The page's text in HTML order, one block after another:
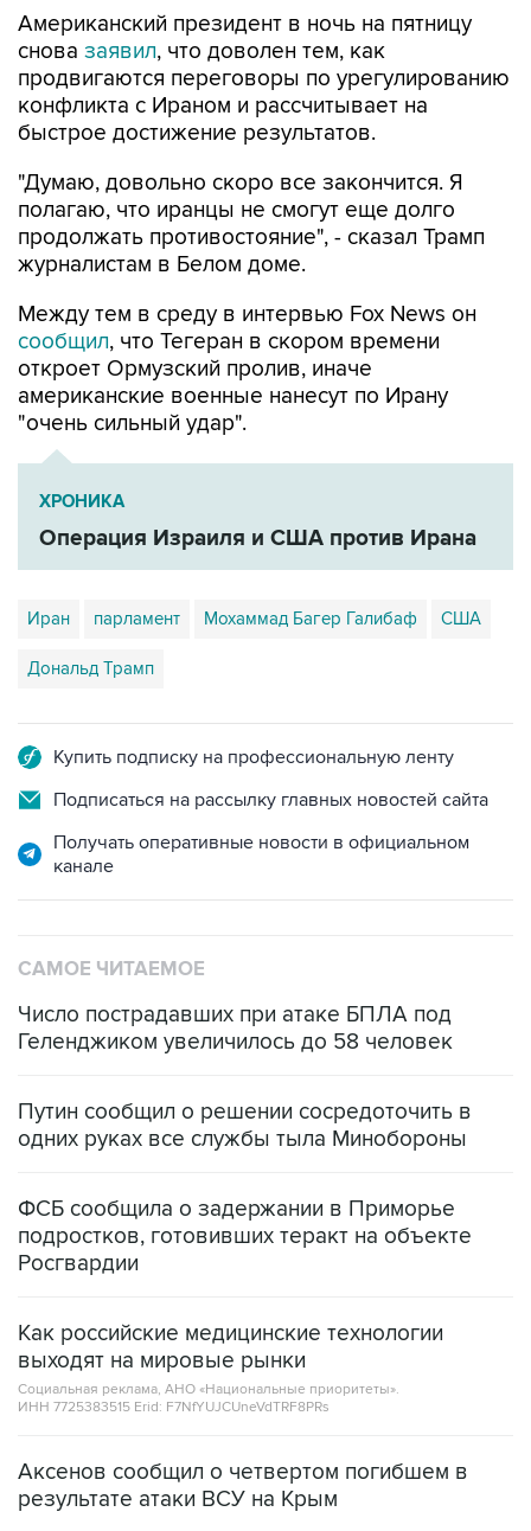
Американский президент в ночь на пятницу
снова заявил, что доволен тем, как
продвигаются переговоры по урегулированию
конфликта с Ираном и рассчитывает на
быстрое достижение результатов.
"Думаю, довольно скоро все закончится. Я
полагаю, что иранцы не смогут еще долго
продолжать противостояние", - сказал Трамп
журналистам в Белом доме.
Между тем в среду в интервью Fox News он
сообщил, что Тегеран в скором времени
откроет Ормузский пролив, иначе
американские военные нанесут по Ирану
"очень сильный удар".
ХРОНИКА
Операция Израиля и США против Ирана
Иран парламент Мохаммад Багер Галибаф США
Дональд Трамп
Купить подписку на профессиональную ленту
Подписаться на рассылку главных новостей сайта
Получать оперативные новости в официальном
канале
САМОЕ ЧИТАЕМОЕ
Число пострадавших при атаке БПЛА под
Геленджиком увеличилось до 58 человек
Путин сообщил о решении сосредоточить в
одних руках все службы тыла Минобороны
ФСБ сообщила о задержании в Приморье
подростков, готовивших теракт на объекте
Росгвардии
Как российские медицинские технологии
выходят на мировые рынки
Социальная реклама, АНО «Национальные приоритеты».
ИНН 7725383515 Erid: F7NfYUJCUneVdTRF8PRs
Аксенов сообщил о четвертом погибшем в
результате атаки ВСУ на Крым